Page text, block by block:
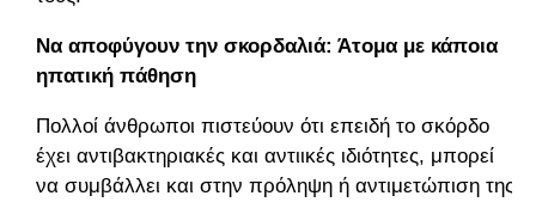
Να αποφύγουν την σκορδαλιά: Άτομα με κάποια
ηπατική πάθηση
Πολλοί άνθρωποι πιστεύουν ότι επειδή το σκόρδο
έχει αντιβακτηριακές και αντιικές ιδιότητες, μπορεί
να συμβάλλει και στην πρόληψη ή αντιμετώπιση της